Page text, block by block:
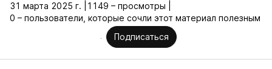
31 марта 2025 г. |
1149 – просмотры |
0 – пользователи, которые сочли этот материал полезным
Подписаться